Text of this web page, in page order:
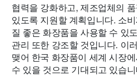
협력을 강화하고, 제조업체의
있도록 지원할 계획입니다. 소
질 좋은 화장품을 사용할 수 있
관리 또한 강조할 것입니다. 이
맺어 한국 화장품이 세계 시장
수 있을 것으로 기대되고 있습